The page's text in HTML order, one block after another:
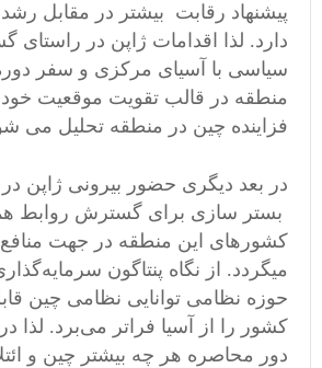
پیشنهاد رقابت بیشتر در مقابل
دارد. لذا اقدامات ژاپن در
سیاسی با آسیای مرکزی و سفر
منطقه در قالب تقویت موقعیت
فزاینده چین در منطقه تحلیل می
در بعد دیگری حضور بیرونی ژاپن
بستر سازی برای گسترش روابط
کشورهای این منطقه در جهت منافع
میگردد. از نگاه پنتاگون
حوزه نظامی توانایی نظامی چین
کشور را از آسیا فراتر می‌برد. لذا
دور محاصره هر چه بیشتر چین و